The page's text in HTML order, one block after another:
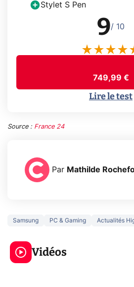
Stylet S Pen
9/ 10
749,99 €
Lire le test
Source : France 24
Par Mathilde
Samsung PC & Gaming Actualités
Vidéos
3 écrans en 1 pour
319€ ? Voici L'AOC
CQ32G4ZA !